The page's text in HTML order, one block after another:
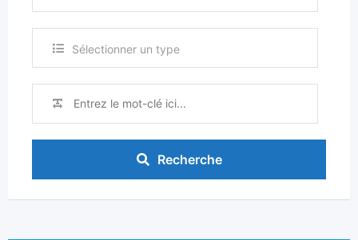
Sélectionner un type
Recherche